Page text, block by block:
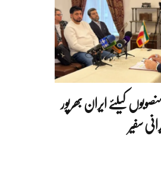
کیلئے ایران بھرپور
سفیر